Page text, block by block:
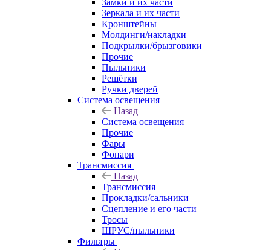
Замки и их части
Зеркала и их части
Кронштейны
Молдинги/накладки
Подкрылки/брызговики
Прочие
Пыльники
Решётки
Ручки дверей
Система освещения
Назад
Система освещения
Прочие
Фары
Фонари
Трансмиссия
Назад
Трансмиссия
Прокладки/сальники
Сцепление и его части
Тросы
ШРУС/пыльники
Фильтры